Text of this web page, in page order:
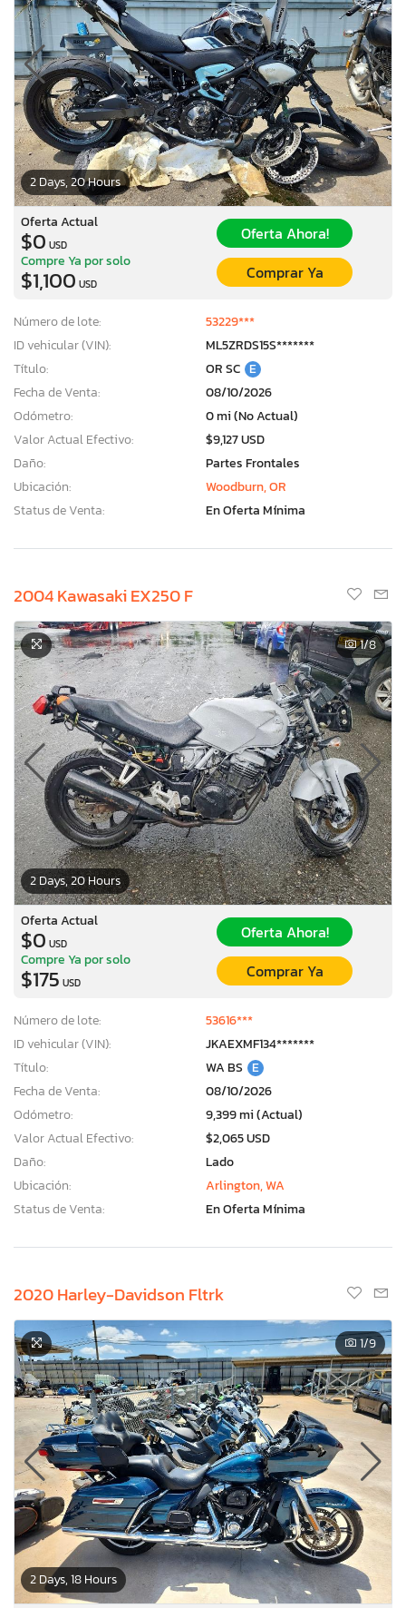
2 Days, 20 Hours
Oferta Actual
$0 USD
Oferta Ahora!
Compre Ya por solo
$1,100 USD
Comprar Ya
Número de lote:
53229***
ID vehicular (VIN):
ML5ZRDS15S*******
Título:
OR SC E
Fecha de Venta:
08/10/2026
Odómetro:
0 mi (No Actual)
Valor Actual Efectivo:
$9,127 USD
Daño:
Partes Frontales
Ubicación:
Woodburn, OR
Status de Venta:
En Oferta Mínima
2004 Kawasaki EX250 F
2 Days, 20 Hours
1/8
Oferta Actual
$0 USD
Oferta Ahora!
Compre Ya por solo
$175 USD
Comprar Ya
Número de lote:
53616***
ID vehicular (VIN):
JKAEXMF134*******
Título:
WA BS E
Fecha de Venta:
08/10/2026
Odómetro:
9,399 mi (Actual)
Valor Actual Efectivo:
$2,065 USD
Daño:
Lado
Ubicación:
Arlington, WA
Status de Venta:
En Oferta Mínima
2020 Harley-Davidson Fltrk
2 Days, 18 Hours
1/9